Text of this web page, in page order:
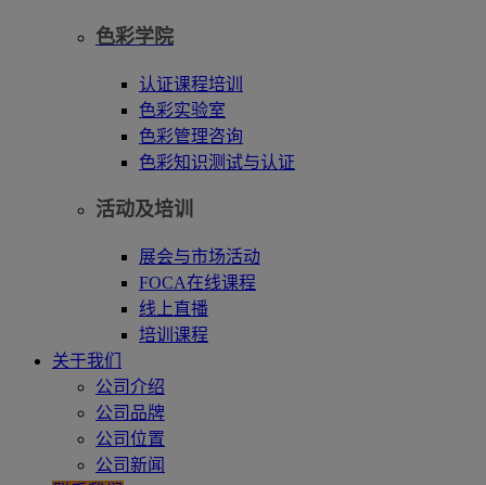
色彩学院
认证课程培训
色彩实验室
色彩管理咨询
色彩知识测试与认证
活动及培训
展会与市场活动
FOCA在线课程
线上直播
培训课程
关于我们
公司介绍
公司品牌
公司位置
公司新闻